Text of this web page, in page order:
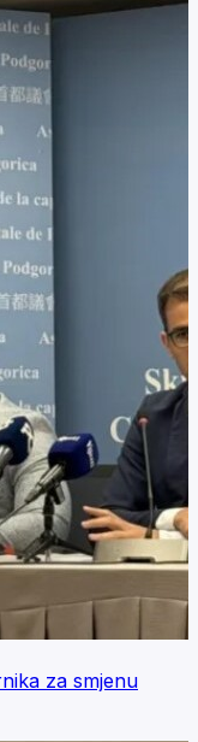
za smjenu